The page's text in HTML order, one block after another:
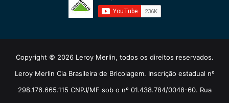
Copyright © 2026 Leroy Merlin, todos os direitos reservados.
Leroy Merlin Cia Brasileira de Bricolagem. Inscrição estadual nº
298.176.665.115 CNPJ/MF sob o nº 01.438.784/0048-60. Rua